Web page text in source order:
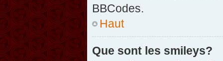
BBCodes.
Haut
Que sont les smileys?